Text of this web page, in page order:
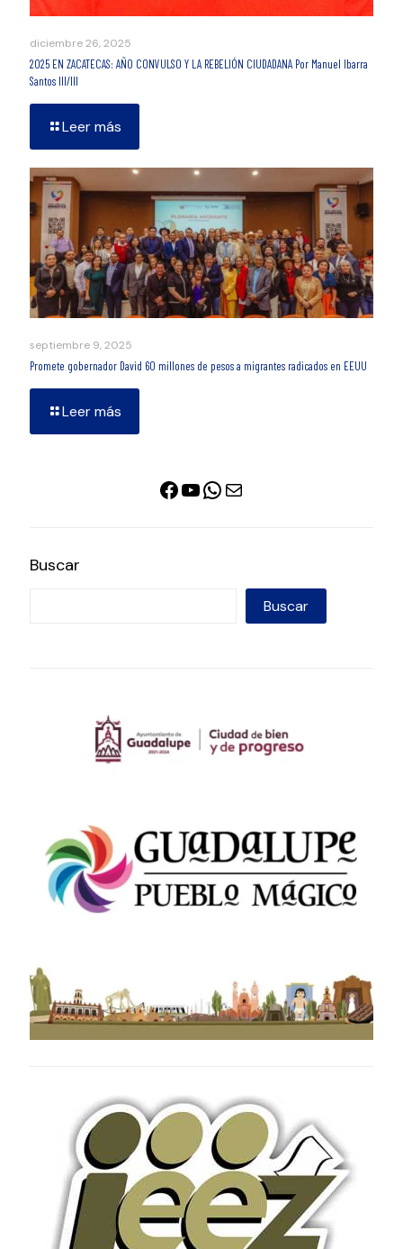
diciembre 26, 2025
2025 EN ZACATECAS: AÑO CONVULSO Y LA REBELIÓN CIUDADANA Por Manuel Ibarra
Santos III/III
Leer más
septiembre 9, 2025
Promete gobernador David 60 millones de pesos a migrantes radicados en EEUU
Leer más
Facebook
YouTube
WhatsApp
Correo electrónico
Buscar
Buscar